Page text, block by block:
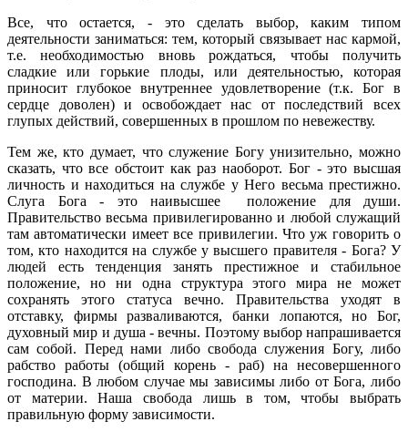
Все, что остается, - это сделать выбор, каким типом
деятельности заниматься: тем, который связывает нас кармой,
т.е. необходимостью вновь рождаться, чтобы получить
сладкие или горькие плоды, или деятельностью, которая
приносит глубокое внутреннее удовлетворение (т.к. Бог в
сердце доволен) и освобождает нас от последствий всех
глупых действий, совершенных в прошлом по невежеству.
Тем же, кто думает, что служение Богу унизительно, можно
сказать, что все обстоит как раз наоборот. Бог - это высшая
личность и находиться на службе у Него весьма престижно.
Слуга Бога - это наивысшее положение для души.
Правительство весьма привилегированно и любой служащий
там автоматически имеет все привилегии. Что уж говорить о
том, кто находится на службе у высшего правителя - Бога? У
людей есть тенденция занять престижное и стабильное
положение, но ни одна структура этого мира не может
сохранять этого статуса вечно. Правительства уходят в
отставку, фирмы разваливаются, банки лопаются, но Бог,
духовный мир и душа - вечны. Поэтому выбор напрашивается
сам собой. Перед нами либо свобода служения Богу, либо
рабство работы (общий корень - раб) на несовершенного
господина. В любом случае мы зависимы либо от Бога, либо
от материи. Наша свобода лишь в том, чтобы выбрать
правильную форму зависимости.